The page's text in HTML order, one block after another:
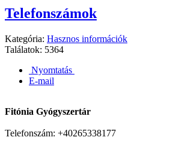
Telefonszámok
Kategória: Hasznos információk
Találatok: 5364
Nyomtatás
E-mail
Fitónia Gyógyszertár
Telefonszám: +40265338177